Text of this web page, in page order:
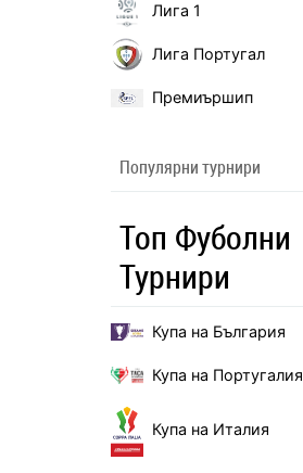
Лига 1
Лига Португал
Премиършип
Популярни турнири
Топ Фуболни
Турнири
Купа на България
Купа на Португалия
Купа на Италия